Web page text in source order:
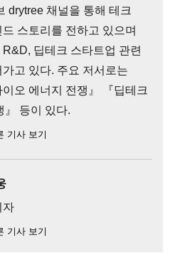
drytree 채널을 통해 테크
스토리를 전하고 있으며
딥테크 스타트업 관련
고 있다. 주요 저서로는
이오 에너지 전쟁』 『딥테크
』 등이 있다.
기사 보기
자
기사 보기